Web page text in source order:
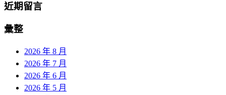
近期留言
彙整
2026 年 8 月
2026 年 7 月
2026 年 6 月
2026 年 5 月